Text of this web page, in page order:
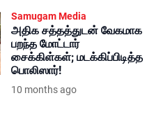
Samugam Media
அதிக சத்தத்துடன் வேகமாக
பறந்த மோட்டார்
சைக்கிள்கள்; மடக்கிப்பிடித்த
பொலிஸார்!
10 months ago